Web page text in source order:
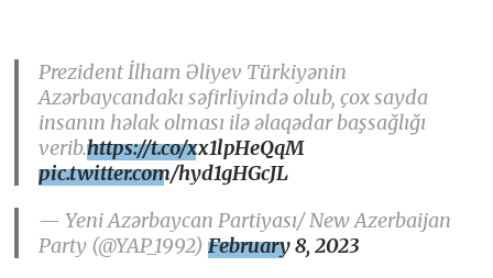
Prezident İlham Əliyev Türkiyənin
Azərbaycandakı səfirliyində olub, çox sayda
insanın həlak olması ilə əlaqədar başsağlığı
verib.https://t.co/xx1lpHeQqM
pic.twitter.com/hyd1gHGcJL
— Yeni Azərbaycan Partiyası/ New Azerbaijan
Party (@YAP_1992)February 8, 2023